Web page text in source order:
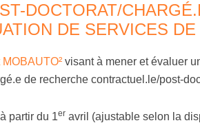
DOCTORAT/
DE SERVICES
MOBAUTO² visant à mener et évaluer
de recherche contractuel.le/post-
partir du 1er avril (ajustable selon la